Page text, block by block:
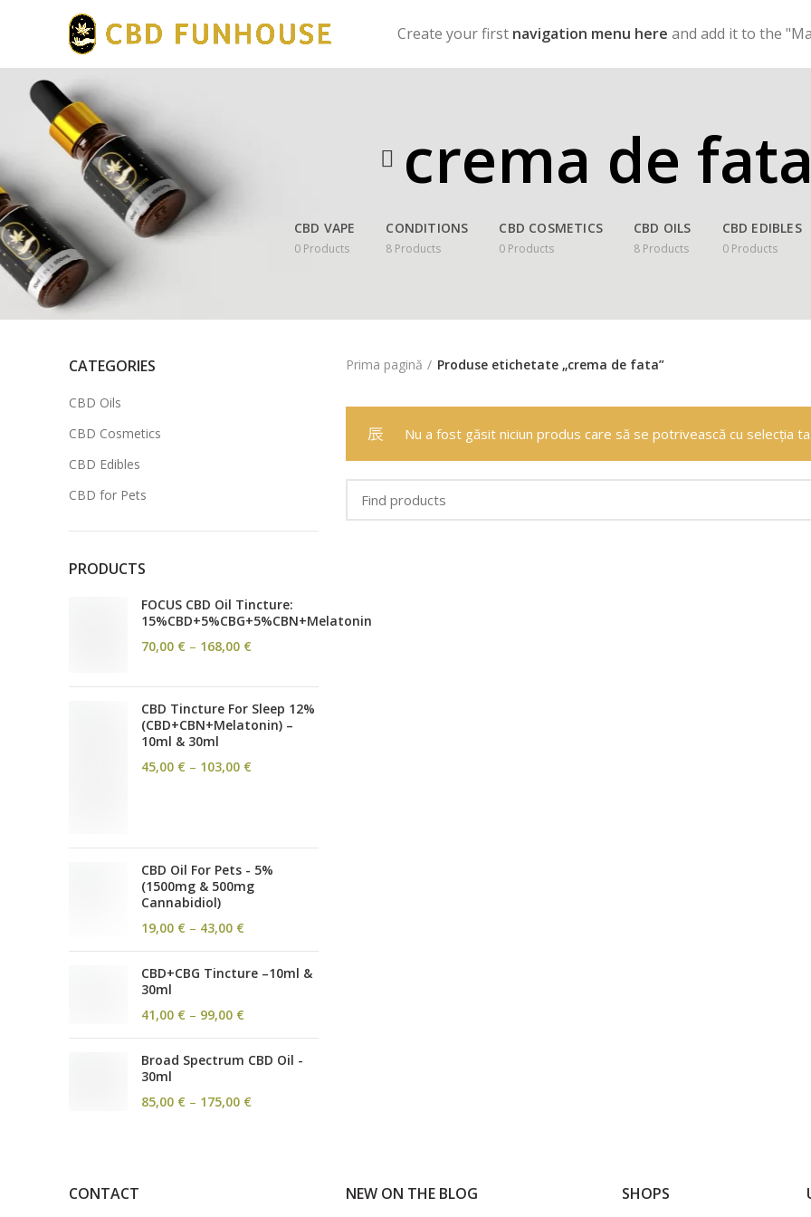
Create your first navigation menu here and add it to the
crema de
CBD VAPE
0 Products
CONDITIONS
8 Products
CBD COSMETICS
0 Products
CBD OILS
8 Products
CBD EDIBLES
0 Products
CATEGORIES
CBD Oils
CBD Cosmetics
CBD Edibles
CBD for Pets
PRODUCTS
FOCUS CBD Oil Tincture:
15%CBD+5%CBG+5%CBN+Melatonin
70,00 € – 168,00 €
până
la
CBD Tincture For Sleep 12%
(CBD+CBN+Melatonin) –
10ml & 30ml
45,00 € – 103,00 €
la
103,00 €
CBD Oil For Pets - 5%
(1500mg & 500mg
Cannabidiol)
19,00 € – 43,00 €
19,00 €
CBD+CBG Tincture –10ml &
30ml
41,00 € – 99,00 €
41,00 €
la
Broad Spectrum CBD Oil -
30ml
85,00 € – 175,00 €
Prima pagină Produse etichetate „crema de fata”
Nu a fost găsit niciun produs care să se potrivească cu selecția
CONTACT NEW ON THE BLOG SHOPS